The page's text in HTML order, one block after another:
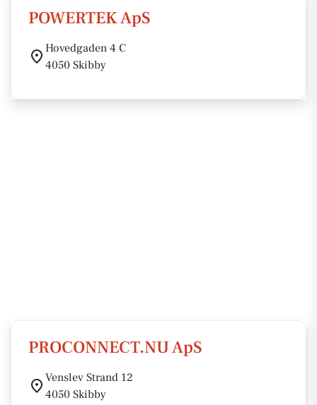
POWERTEK ApS
Hovedgaden 4 C
4050 Skibby
PROCONNECT.NU ApS
Venslev Strand 12
4050 Skibby